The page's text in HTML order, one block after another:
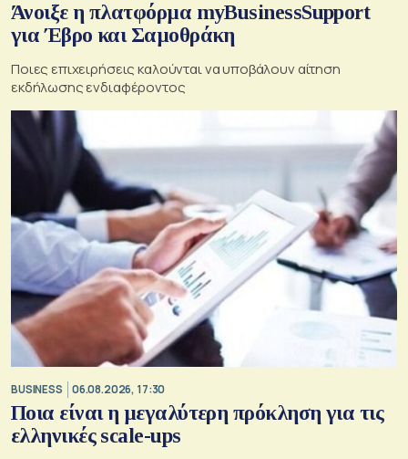
Άνοιξε η πλατφόρμα myBusinessSupport
για Έβρο και Σαμοθράκη
Ποιες επιχειρήσεις καλούνται να υποβάλουν αίτηση
εκδήλωσης ενδιαφέροντος
BUSINESS 06.08.2026, 17:30
Ποια είναι η μεγαλύτερη πρόκληση για τις
ελληνικές scale-ups